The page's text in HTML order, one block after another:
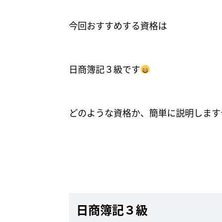
今回おすすめする資格は
日商簿記３級です
どのような資格か、簡単に説明しま
日商簿記３級